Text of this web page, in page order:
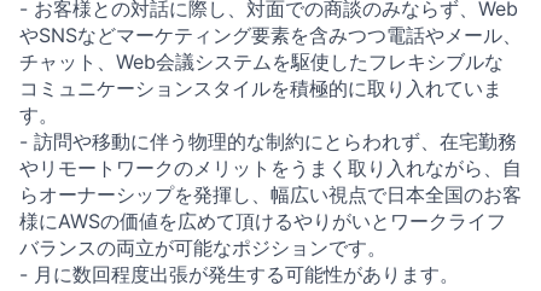
- お客様との対話に際し、対面での商談のみならず、Web
やSNSなどマーケティング要素を含みつつ電話やメール、
チャット、Web会議システムを駆使したフレキシブルな
コミュニケーションスタイルを積極的に取り入れていま
す。
- 訪問や移動に伴う物理的な制約にとらわれず、在宅勤務
やリモートワークのメリットをうまく取り入れながら、自
らオーナーシップを発揮し、幅広い視点で日本全国のお客
様にAWSの価値を広めて頂けるやりがいとワークライフ
バランスの両立が可能なポジションです。
- 月に数回程度出張が発生する可能性があります。